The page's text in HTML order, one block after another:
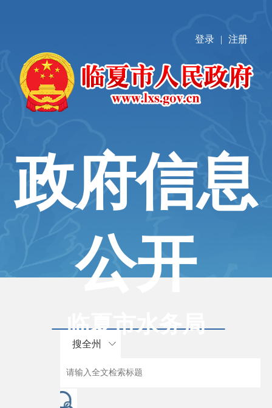
登录 | 注册
政府信息
公开
临夏市水务局
搜全州